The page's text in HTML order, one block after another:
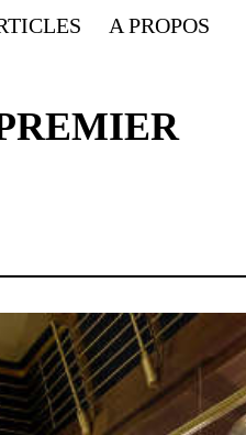
A PROPOS